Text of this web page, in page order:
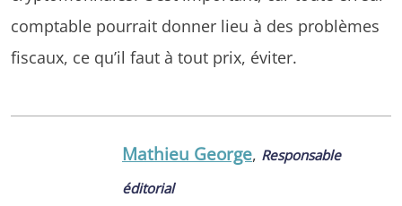
comptable pourrait donner lieu à des problèmes
fiscaux, ce qu’il faut à tout prix, éviter.
Mathieu George, Responsable
éditorial